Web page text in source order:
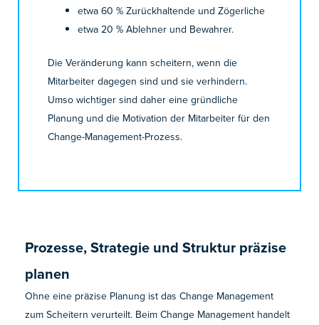
etwa 60 % Zurückhaltende und Zögerliche
etwa 20 % Ablehner und Bewahrer.
Die Veränderung kann scheitern, wenn die
Mitarbeiter dagegen sind und sie verhindern.
Umso wichtiger sind daher eine gründliche
Planung und die Motivation der Mitarbeiter für den
Change-Management-Prozess.
Prozesse, Strategie und Struktur präzise
planen
Ohne eine präzise Planung ist das Change Management
zum Scheitern verurteilt. Beim Change Management handelt